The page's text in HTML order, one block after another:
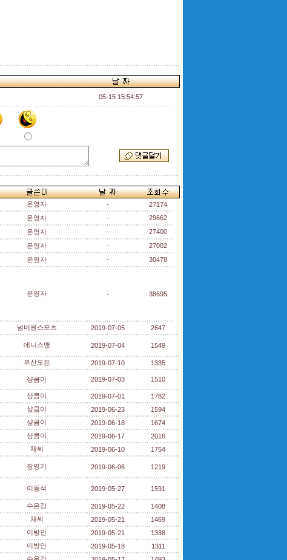
05-15 15:54:57
운영자 -
27174
운영자 -
29662
운영자 -
27400
운영자 -
27002
운영자 - 30478
운영자 - 38695
넘버원스포츠 2019-07-05 2647
데니스맨 2019-07-04 1549
부산오픈 2019-07-10 1335
샹큼이 2019-07-03 1510
샹큼이 2019-07-01
1782
샹큼이 2019-06-23
1594
샹큼이 2019-06-18
1674
샹큼이 2019-06-17
2016
채씨 2019-06-10 1754
장영기 2019-06-06 1219
이동석 2019-05-27 1591
수은강 2019-05-22
1408
채씨 2019-05-21
1469
이방인 2019-05-21
1338
이방인 2019-05-18
1311